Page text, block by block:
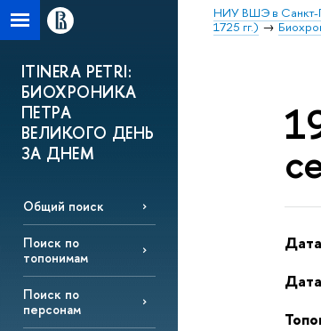
НИУ ВШЭ в Санкт-
1725 гг.)
ITINERA PETRI:
БИОХРОНИКА
ПЕТРА
ВЕЛИКОГО ДЕНЬ
ЗА ДНЕМ
Общий поиск
Поиск по
топонимам
Поиск по
персонам